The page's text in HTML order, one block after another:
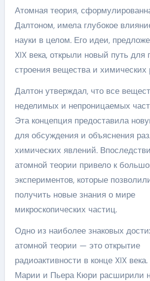
Атомная теория,
Далтоном, имела глубокое
науки в целом. Его идеи,
XIX века, открыли новый путь для
строения вещества и химических
Далтон утверждал, что все
неделимых и непроницаемых
Эта концепция предоставила
для обсуждения и объяснения
химических явлений.
атомной теории привело к
экспериментов, которые
получить новые знания о мире
микроскопических частиц.
Одно из наиболее знаковых
атомной теории — это открытие
радиоактивности в конце XIX
Марии и Пьера Кюри расширили